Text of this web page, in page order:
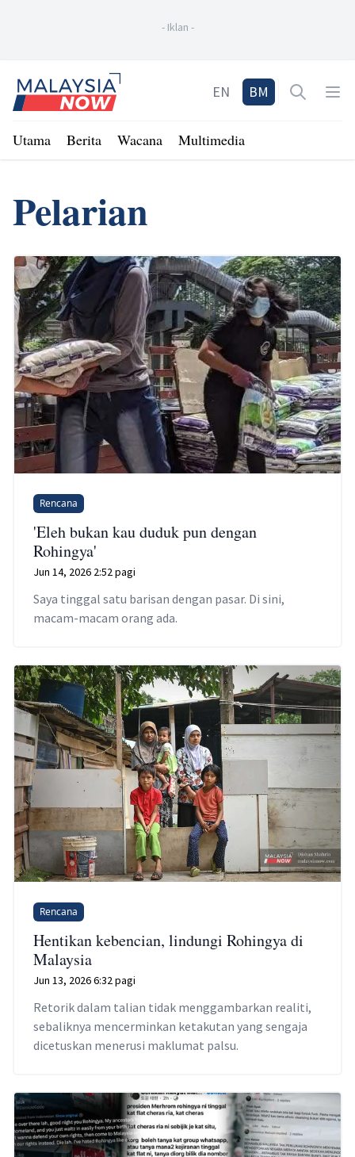
- Iklan -
Home
EN BM Open
Utama Berita Wacana Multimedia
Pelarian
Rencana
'Eleh bukan kau duduk pun dengan
Rohingya'
Jun 14, 2026 2:52 pagi
Saya tinggal satu barisan dengan pasar. Di sini,
macam-macam orang ada.
Rencana
Hentikan kebencian, lindungi Rohingya di
Malaysia
Jun 13, 2026 6:32 pagi
Retorik dalam talian tidak menggambarkan realiti,
sebaliknya mencerminkan ketakutan yang sengaja
dicetuskan menerusi maklumat palsu.